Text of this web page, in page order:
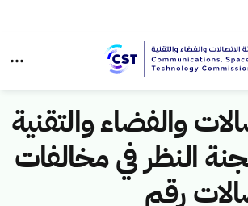
والفضاء والتقنية
النظر في مخالفات
رقم